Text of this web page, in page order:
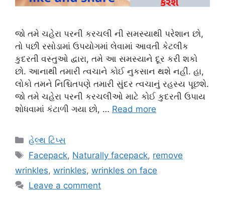
જો તમે ચહેરા પરની કરચલી ની સમસ્યાથી પરેશાન છો,
તો પછી રસોડામાં ઉપયોગમાં લેવામાં આવતી કેટલીક
કુદરતી વસ્તુઓ દ્વારા, તમે આ સમસ્યાને દૂર કરી શકો
છો. આનાથી તમારી ત્વચાને કોઈ નુકસાન થશે નહીં. હા,
લોકો તમને નિશ્ચિતપણે તમારી સુંદર ત્વચાનું રહસ્ય પૂછશે.
જો તમે ચહેરા પરની કરચલીઓ માટે કોઈ કુદરતી ઉપાય
શોધવામાં કંટાળી ગયા છો, … Read more
Categories
હેલ્થ ટિપ્સ
Tags
Facepack, Naturally facepack, remove
wrinkles, wrinkles, wrinkles on face
Leave a comment